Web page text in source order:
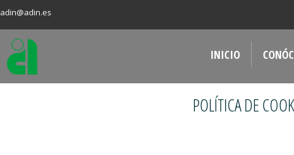
adin@adin.es
INICIO
POLÍTICA DE